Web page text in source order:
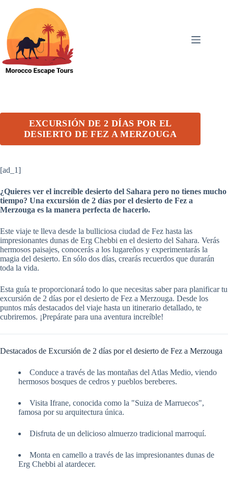
content
EXCURSIÓN DE 2 DÍAS POR EL
DESIERTO DE FEZ A MERZOUGA
[ad_1]
¿Quieres ver el increíble desierto del Sahara pero no tienes mucho
tiempo? Una excursión de 2 días por el desierto de Fez a
Merzouga es la manera perfecta de hacerlo.
Este viaje te lleva desde la bulliciosa ciudad de Fez hasta las
impresionantes dunas de Erg Chebbi en el desierto del Sahara. Verás
hermosos paisajes, conocerás a los lugareños y experimentarás la
magia del desierto. En sólo dos días, crearás recuerdos que durarán
toda la vida.
Esta guía te proporcionará todo lo que necesitas saber para planificar tu
excursión de 2 días por el desierto de Fez a Merzouga. Desde los
puntos más destacados del viaje hasta un itinerario detallado, te
cubriremos. ¡Prepárate para una aventura increíble!
Destacados de Excursión de 2 días por el desierto de Fez a Merzouga
Conduce a través de las montañas del Atlas Medio, viendo
hermosos bosques de cedros y pueblos bereberes.
Visita Ifrane, conocida como la "Suiza de Marruecos",
famosa por su arquitectura única.
Disfruta de un delicioso almuerzo tradicional marroquí.
Monta en camello a través de las impresionantes dunas de
Erg Chebbi al atardecer.